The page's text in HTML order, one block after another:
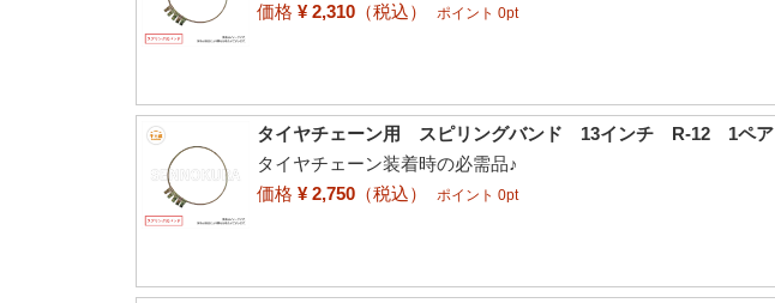
価格 ¥ 2,310 （税込） ポイント 0pt
タイヤチェーン用 スピリングバンド 13インチ R-12 1ペア
タイヤチェーン装着時の必需品♪
価格 ¥ 2,750 （税込） ポイント 0pt